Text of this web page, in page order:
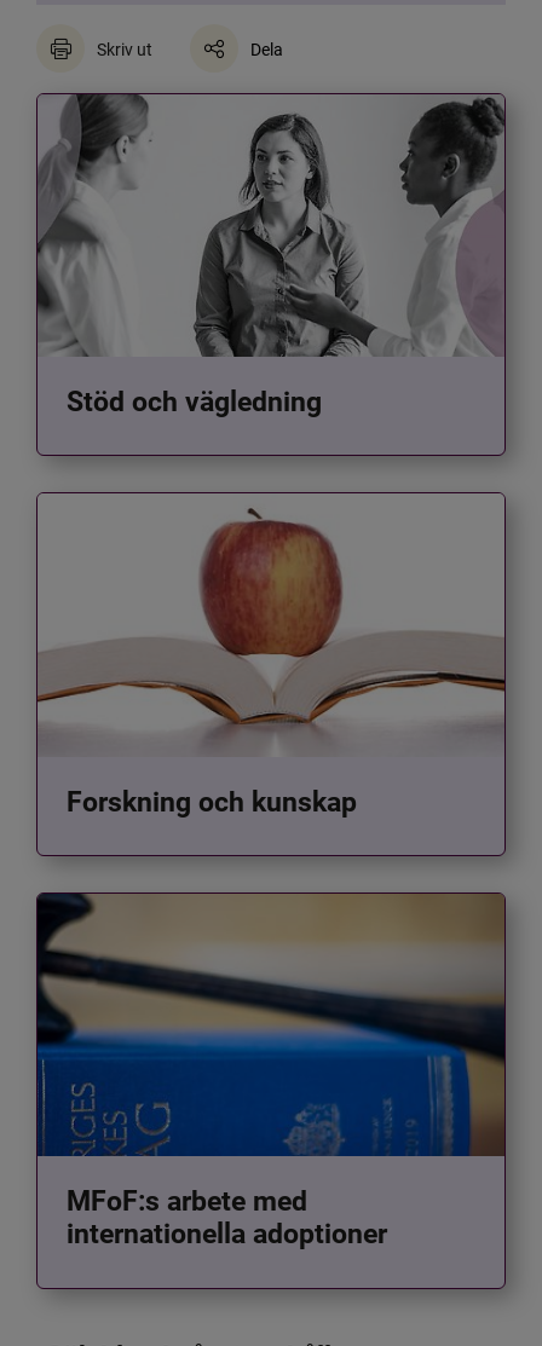
Skriv ut Dela
Stöd och vägledning
Forskning och kunskap
MFoF:s arbete med
internationella adoptioner